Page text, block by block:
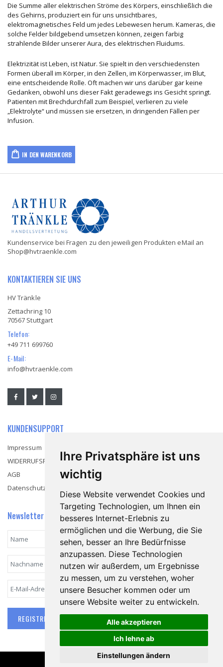
Ihre Privatsphäre ist uns
wichtig
Diese Website verwendet Cookies und
Targeting Technologien, um Ihnen ein
besseres Internet-Erlebnis zu
ermöglichen und die Werbung, die Sie
sehen, besser an Ihre Bedürfnisse
anzupassen. Diese Technologien
nutzen wir außerdem, um Ergebnisse
zu messen, um zu verstehen, woher
unsere Besucher kommen oder um
unsere Website weiter zu entwickeln.
Alle akzeptieren
Ich lehne ab
Einstellungen ändern
Die Summe aller elektrischen Ströme des Körpers, einschließlich die
des Gehirns, produziert ein für uns unsichtbares,
elektromagnetisches Feld um jedes Lebewesen herum. Kameras, die
solche Felder bildgebend umsetzen können, zeigen farbig
strahlende Bilder unserer Aura, des elektrischen Fluidums.
Elektrizität ist Leben, ist Natur. Sie spielt in den verschiedensten
Formen überall im Körper, in den Zellen, im Körperwasser, im Blut,
eine entscheidende Rolle. Oft machen wir uns darüber gar keine
Gedanken, obwohl uns dieser Fakt geradewegs ins Gesicht springt.
Patienten mit Brechdurchfall zum Beispiel, verlieren zu viele
„Elektrolyte“ und müssen sie ersetzen, in dringenden Fällen per
Infusion.
IN DEN WARENKORB
Kundenservice bei Fragen zu den jeweiligen Produkten eMail an
Shop@hvtraenkle.com
KONTAKTIEREN SIE UNS
HV Tränkle
Zettachring 10
70567 Stuttgart
Telefon:
+49 711 699760
E-Mail:
info@hvtraenkle.com
KUNDENSUPPORT
Impressum
WIDERRUFSRECHT
AGB
Datenschutzerklärung
Newsletter
REGISTRIEREN